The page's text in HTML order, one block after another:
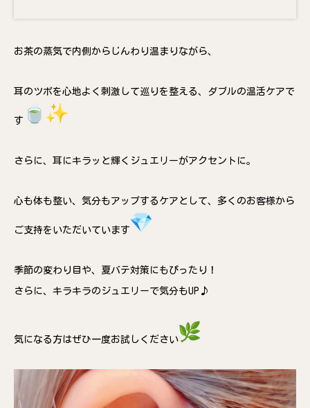
お茶の蒸気で内側からじんわり温まりながら、
耳のツボを心地よく刺激して巡りを整える、ダブルの温活ケアで
す
さらに、耳にキラッと輝くジュエリーがアクセントに。
心も体も整い、気分もアップするケアとして、多くのお客様から
ご支持をいただいています
季節の変わり目や、夏バテ対策にもぴったり！
さらに、キラキラのジュエリーで気分もUP♪
気になる方はぜひ一度お試しください